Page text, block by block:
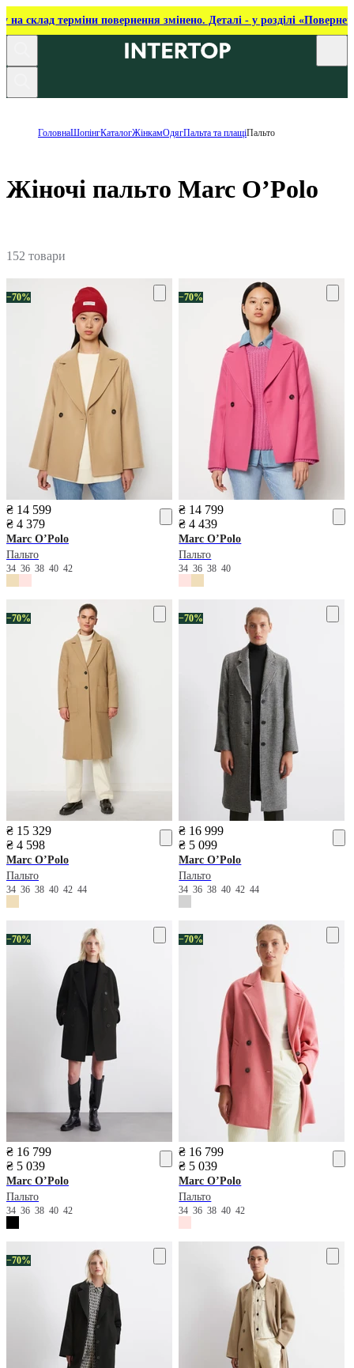
на склад терміни повернення змінено. Деталі - у розділі
ГоловнаШопінгКаталогЖінкамОдягПальта та плащіПальто
Жіночі пальто Marc O’Polo
152 товари
−70%
₴ 14 599
₴ 4 379
Marc O’Polo
Пальто
34 36 38 40 42
−70%
₴ 14 799
₴ 4 439
Marc O’Polo
Пальто
34363840
−70%
₴ 15 329
₴ 4 598
Marc O’Polo
Пальто
34 36 38 40 42 44
−70%
₴ 16 999
₴ 5 099
Marc O’Polo
Пальто
343638404244
−70%
₴ 16 799
₴ 5 039
Marc O’Polo
Пальто
34 36 38 40 42
−70%
₴ 16 799
₴ 5 039
Marc O’Polo
Пальто
3436384042
−70%